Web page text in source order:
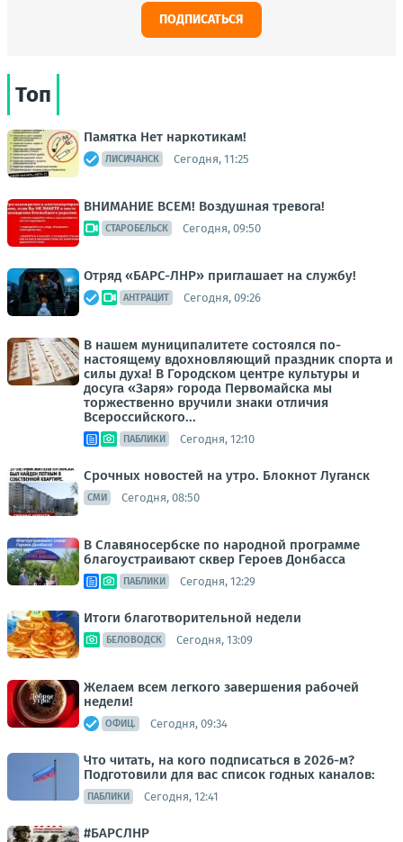
ПОДПИСАТЬСЯ
Топ
Памятка Нет наркотикам!
ЛИСИЧАНСК Сегодня, 11:25
ВНИМАНИЕ ВСЕМ! Воздушная тревога!
СТАРОБЕЛЬСК Сегодня, 09:50
Отряд «БАРС-ЛНР» приглашает на службу!
АНТРАЦИТ Сегодня, 09:26
В нашем муниципалитете состоялся по-
настоящему вдохновляющий праздник спорта и
силы духа! В Городском центре культуры и
досуга «Заря» города Первомайска мы
торжественно вручили знаки отличия
Всероссийского...
ПАБЛИКИ Сегодня, 12:10
Срочных новостей на утро. Блокнот Луганск
СМИ Сегодня, 08:50
В Славяносербске по народной программе
благоустраивают сквер Героев Донбасса
ПАБЛИКИ Сегодня, 12:29
Итоги благотворительной недели
БЕЛОВОДСК Сегодня, 13:09
Желаем всем легкого завершения рабочей
недели!
ОФИЦ. Сегодня, 09:34
Что читать, на кого подписаться в 2026-м?
Подготовили для вас список годных каналов:
ПАБЛИКИ Сегодня, 12:41
#БАРСЛНР